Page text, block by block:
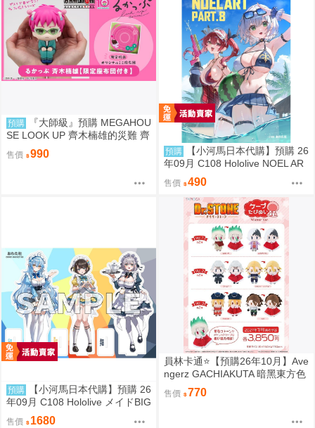
預購
『大師級』預購 MEGAHOU
SE LOOK UP 齊木楠雄的災難 齊
木楠雄 套組 附特典
售價 990 預購
【小河馬日本代購】預購 26
年09月 C108 Hololive NOEL AR
T part.8 繪師:わたお
售價 490
預購
【小河馬日本代購】預購 26
年09月 C108 Hololive メイドBIG
3壓克力牌 繪師:わたお
售價 1680
員林卡通⭐️【預購26年10月】Ave
ngerz GACHIAKUTA 暗黑東方色
彩 插圖卡片收藏集 中盒 0814
售價 770